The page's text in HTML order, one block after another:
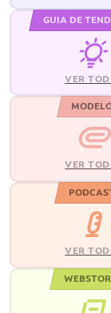
GUIA DE
VER
VER
VER